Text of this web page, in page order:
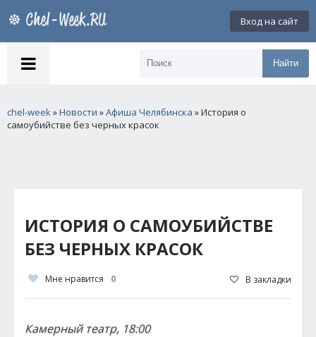
Вход на сайт
Найти
chel-week»Новости »Афиша Челябинска » История о
самоубийстве без черных красок
ИСТОРИЯ О САМОУБИЙСТВЕ
БЕЗ ЧЕРНЫХ КРАСОК
Мне нравится 0 В закладки
Камерный театр, 18:00